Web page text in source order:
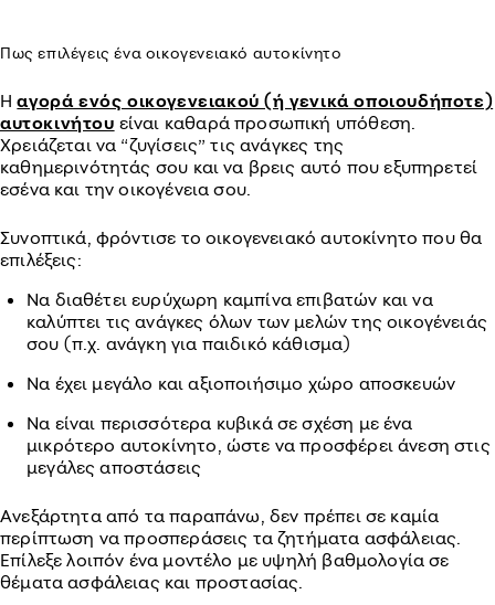
Πως επιλέγεις ένα οικογενειακό αυτοκίνητο
Ηαγορά ενός οικογενειακού (ή γενικά οποιουδήποτε)
αυτοκινήτου είναι καθαρά προσωπική υπόθεση.
Χρειάζεται να “ζυγίσεις” τις ανάγκες της
καθημερινότητάς σου και να βρεις αυτό που εξυπηρετεί
εσένα και την οικογένεια σου.
Συνοπτικά, φρόντισε το οικογενειακό αυτοκίνητο που θα
επιλέξεις:
Να διαθέτει ευρύχωρη καμπίνα επιβατών και να
καλύπτει τις ανάγκες όλων των μελών της οικογένειάς
σου (π.χ. ανάγκη για παιδικό κάθισμα)
Να έχει μεγάλο και αξιοποιήσιμο χώρο αποσκευών
Να είναι περισσότερα κυβικά σε σχέση με ένα
μικρότερο αυτοκίνητο, ώστε να προσφέρει άνεση στις
μεγάλες αποστάσεις
Ανεξάρτητα από τα παραπάνω, δεν πρέπει σε καμία
περίπτωση να προσπεράσεις τα ζητήματα ασφάλειας.
Επίλεξε λοιπόν ένα μοντέλο με υψηλή βαθμολογία σε
θέματα ασφάλειας και προστασίας.